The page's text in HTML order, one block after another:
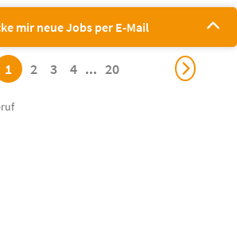
mir neue Jobs per E-Mail
1 2 3 4 ... 20